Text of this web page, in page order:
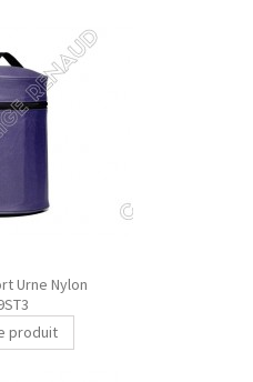
Urne Nylon
produit